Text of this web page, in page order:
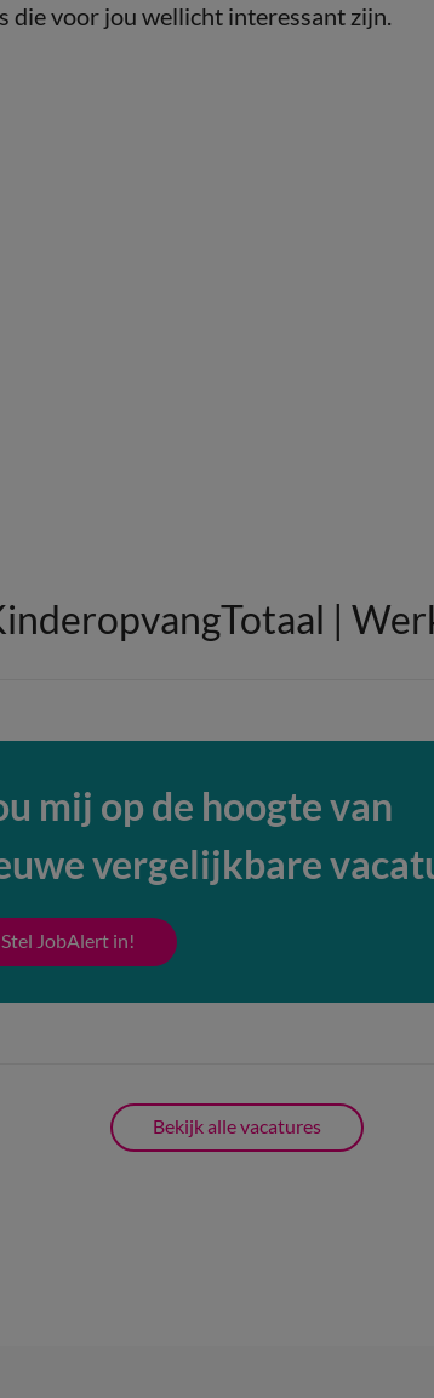
die voor jou wellicht interessant zijn.
|
mij op de hoogte van
vergelijkbare
Stel JobAlert in!
Bekijk alle vacatures